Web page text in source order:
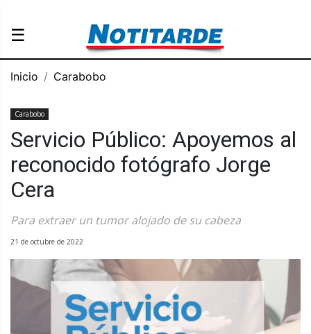
☰
Inicio Carabobo
Carabobo
Servicio Público: Apoyemos al
reconocido fotógrafo Jorge
Cera
Para extraer un tumor alojado de su cabeza
21 de octubre de 2022